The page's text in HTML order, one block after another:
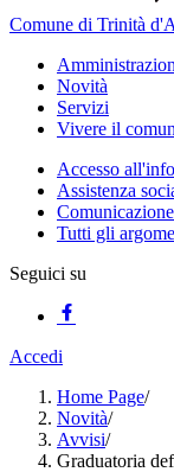
Comune di Trinità
Novità
Servizi
Vivere il
Accesso
Assistenza
Tutti gli
Seguici su
Accedi
Home Page/
Novità/
Avvisi/
Graduatoria